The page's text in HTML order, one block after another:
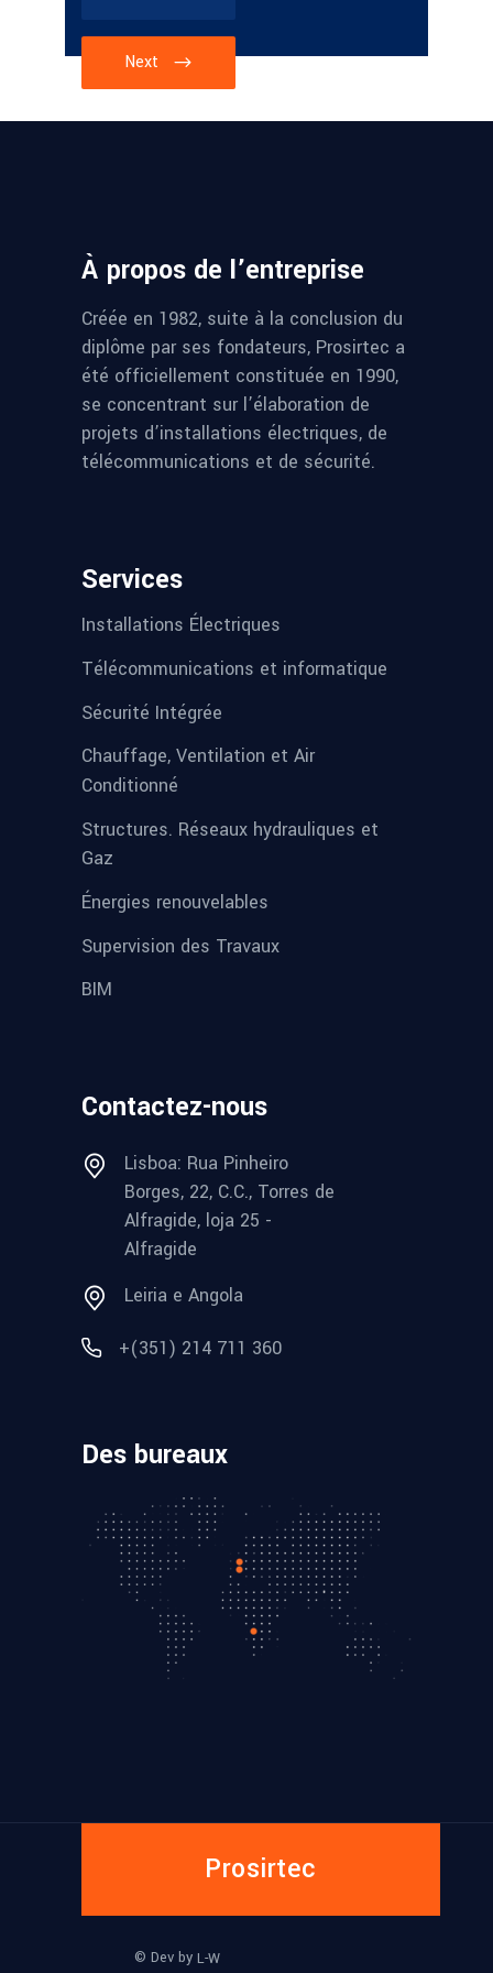
Next
À propos de l’entreprise
Créée en 1982, suite à la conclusion du
diplôme par ses fondateurs, Prosirtec a
été officiellement constituée en 1990,
se concentrant sur l’élaboration de
projets d’installations électriques, de
télécommunications et de sécurité.
Services
Installations Électriques
Télécommunications et informatique
Sécurité Intégrée
Chauffage, Ventilation et Air
Conditionné
Structures. Réseaux hydrauliques et
Gaz
Énergies renouvelables
Supervision des Travaux
BIM
Contactez-nous
Lisboa: Rua Pinheiro
Borges, 22, C.C., Torres de
Alfragide, loja 25 -
Alfragide
Leiria e Angola
+(351) 214 711 360
Des bureaux
Prosirtec
© Dev by L-W